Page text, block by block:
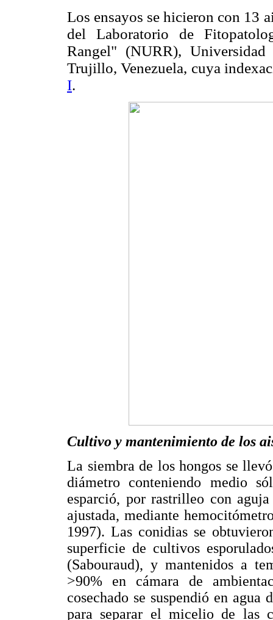
Los ensayos se hicieron con 13
del Laboratorio de
Rangel" (NURR),
Trujillo, Venezuela, cuya
I.
Cultivo y mantenimiento de los
La siembra de los hongos se
diámetro conteniendo medio
esparció, por rastrilleo con
ajustada, mediante
1997). Las conidias se
superficie de cultivos
(Sabouraud), y mantenidos a
>90% en cámara de
cosechado se suspendió en
para separar el micelio de las